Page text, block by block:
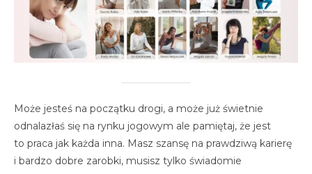
Może jesteś na początku drogi, a może już świetnie
odnalazłaś się na rynku jogowym ale pamiętaj, że jest
to praca jak każda inna. Masz szansę na prawdziwą karierę
i bardzo dobre zarobki, musisz tylko świadomie